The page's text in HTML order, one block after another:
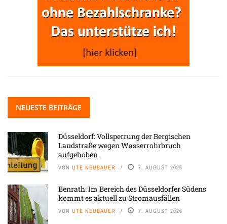
NEUESTE BEITRÄGE
Düsseldorf: Vollsperrung der Bergischen
Landstraße wegen Wasserrohrbruch
aufgehoben
VON UTE NEUBAUER 7. AUGUST 2026
Benrath: Im Bereich des Düsseldorfer Südens
kommt es aktuell zu Stromausfällen
VON UTE NEUBAUER 7. AUGUST 2026